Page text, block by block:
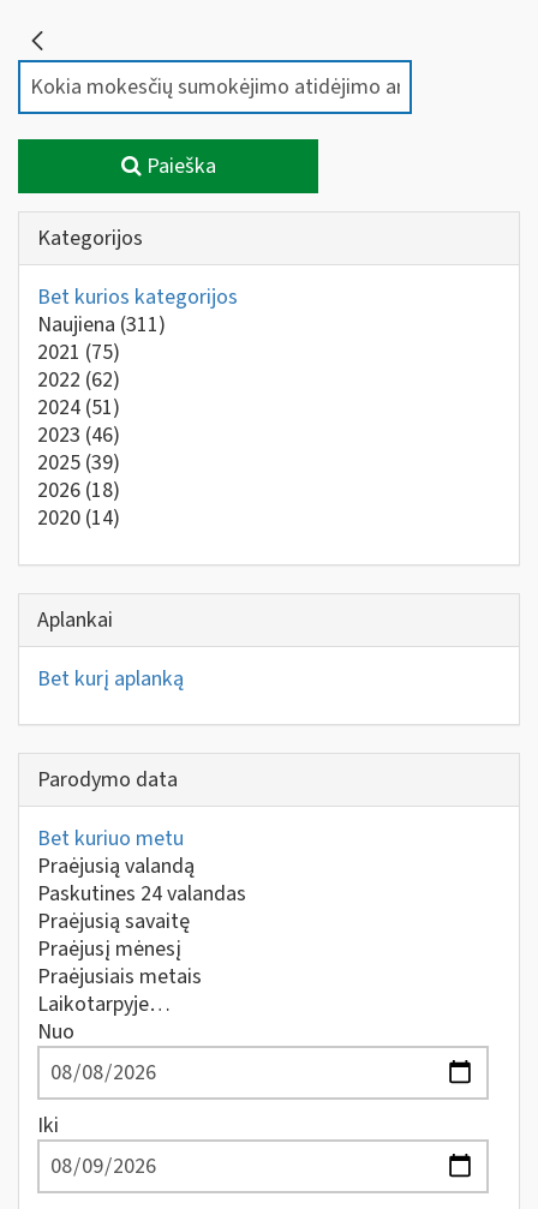
Paieška
Kategorijos
Bet kurios kategorijos
Naujiena (311)
2021 (75)
2022 (62)
2024 (51)
2023 (46)
2025 (39)
2026 (18)
2020 (14)
Aplankai
Bet kurį aplanką
Parodymo data
Bet kuriuo metu
Praėjusią valandą
Paskutines 24 valandas
Praėjusią savaitę
Praėjusį mėnesį
Praėjusiais metais
Laikotarpyje…
Nuo
Iki